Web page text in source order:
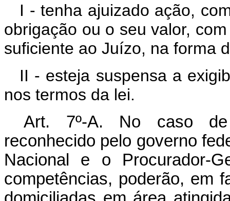
I - tenha ajuizado ação,
obrigação ou o seu valor,
suficiente ao Juízo, na forma
II - esteja suspensa a
nos termos da lei.
Art. 7º-A. No caso de
reconhecido pelo governo
Nacional e o Procurador-
competências, poderão, em